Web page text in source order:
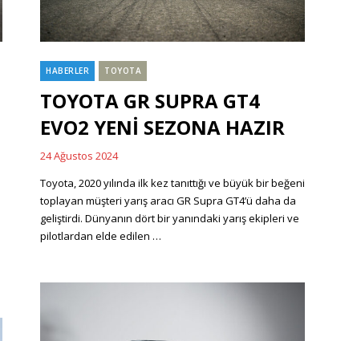
Categories
HABERLER TOYOTA
TOYOTA GR SUPRA GT4
EVO2 YENİ SEZONA HAZIR
Posted
on
24 Ağustos 2024
Toyota, 2020 yılında ilk kez tanıttığı ve büyük bir beğeni
toplayan müşteri yarış aracı GR Supra GT4’ü daha da
geliştirdi. Dünyanın dört bir yanındaki yarış ekipleri ve
pilotlardan elde edilen …